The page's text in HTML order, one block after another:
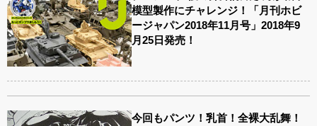
模型製作にチャレンジ！「月刊ホビ
ージャパン2018年11月号」2018年9
月25日発売！
今回もパンツ！乳首！全裸大乱舞！